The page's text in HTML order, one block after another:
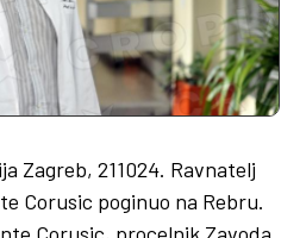
Zagreb, 211024. Ravnatelj
Corusic poginuo na Rebru.